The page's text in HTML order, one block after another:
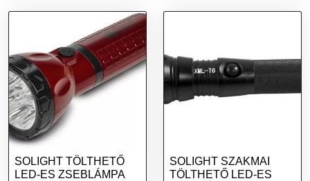
SOLIGHT TÖLTHETŐ
LED-ES ZSEBLÁMPA
SOLIGHT SZAKMAI
TÖLTHETŐ LED-ES